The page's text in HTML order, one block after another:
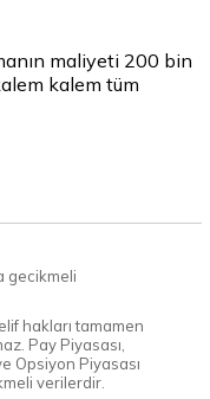
maliyeti 200 bin
kalem tüm
gecikmeli
hakları tamamen
Pay Piyasası,
Opsiyon Piyasası
verilerdir.